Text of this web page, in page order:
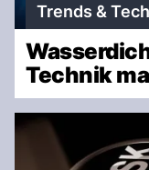
Trends &
Technik